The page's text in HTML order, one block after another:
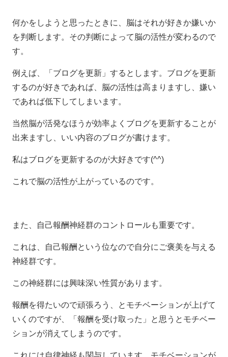
何かをしようと思ったときに、脳はそれが好きか嫌いか
を判断します。その判断によって脳の活性が変わるので
す。
例えば、「ブログを更新」するとします。ブログを更新
するのが好きであれば、脳の活性は高まりますし、嫌い
であれば低下してしまいます。
当然脳が活発なほうが効率よくブログを更新することが
出来ますし、いい内容のブログが書けます。
私はブログを更新するのが大好きです(^^)
これで脳の活性が上がっているのです。
また、自己報酬神経群のコントロールも重要です。
これは、自己報酬という位なので自分にご褒美を与える
神経群です。
この神経群には興味深い性質があります。
報酬を得たいので頑張ろう、とモチベーションが上げて
いくのですが、「報酬を受け取った」と思うとモチベー
ションが消えてしまうのです。